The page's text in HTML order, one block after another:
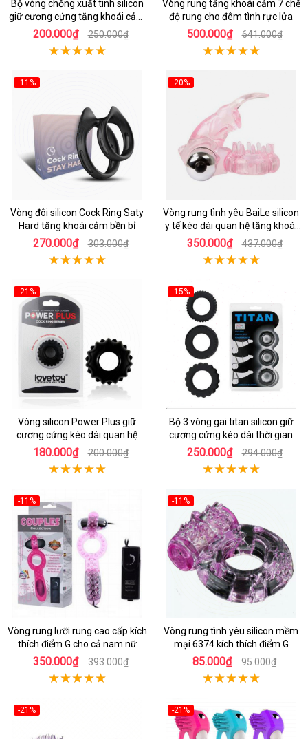
Bộ vòng chống xuất tinh silicon
giữ cương cứng tăng khoái cảm
cho nam
200.000₫ 250.000₫
Vòng rung tăng khoái cảm 7 chế
độ rung cho đêm tình rực lửa
500.000₫ 641.000₫
-11%
Vòng đôi silicon Cock Ring Saty
Hard tăng khoái cảm bền bỉ
270.000₫ 303.000₫
-20%
Vòng rung tình yêu BaiLe silicon
y tế kéo dài quan hệ tăng khoái
cảm
350.000₫ 437.000₫
-21%
Vòng silicon Power Plus giữ
cương cứng kéo dài quan hệ
180.000₫ 200.000₫
-15%
Bộ 3 vòng gai titan silicon giữ
cương cứng kéo dài thời gian
quan hệ
250.000₫ 294.000₫
-11%
Vòng rung lưỡi rung cao cấp kích
thích điểm G cho cả nam nữ
350.000₫ 393.000₫
-11%
Vòng rung tình yêu silicon mềm
mại 6374 kích thích điểm G
85.000₫ 95.000₫
-21% -21%